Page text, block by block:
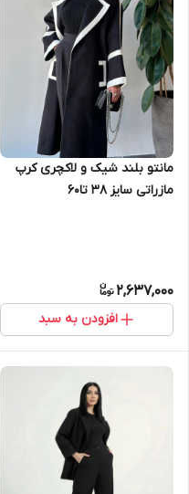
مانتو بلند شیک و لاکچری کرپ
مازراتی سایز 38 تا۶0
2,637,000
افزودن به سبد